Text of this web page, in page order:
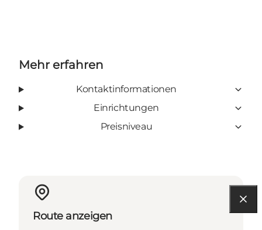
Mehr erfahren
Kontaktinformationen
Einrichtungen
Preisniveau
Route anzeigen